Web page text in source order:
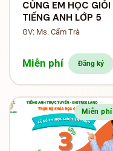
CÙNG EM HỌC GIỎI
TIẾNG ANH LỚP 5
GV: Ms. Cẩm Trà
Miễn phí Đăng ký
Miễn phí